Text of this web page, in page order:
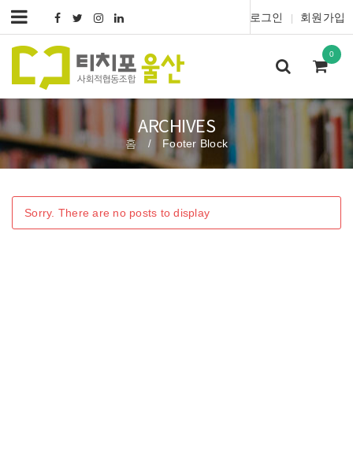
로그인 회원가입
0
ARCHIVES
홈 / Footer Block
Sorry. There are no posts to display